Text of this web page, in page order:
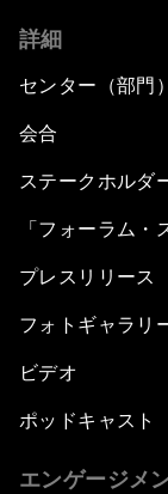
詳細
センター（部門）
会合
ステークホルダ
「フォーラム・
プレスリリース
フォトギャラリ
ビデオ
ポッドキャスト
エンゲージメ